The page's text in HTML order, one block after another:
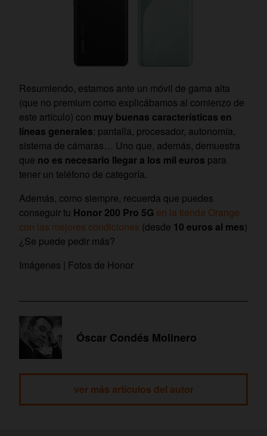
Resumiendo, estamos ante un móvil de gama alta
(que no premium como explicábamos al comienzo de
este artículo) con muy buenas características en
líneas generales: pantalla, procesador, autonomía,
sistema de cámaras… Uno que, además, demuestra
que no es necesario llegar a los mil euros para
tener un teléfono de categoría.
Además, como siempre, recuerda que puedes
conseguir tu Honor 200 Pro 5G en la tienda Orange
con las mejores condiciones (desde 10 euros al mes)
¿Se puede pedir más?
Imágenes | Fotos de Honor
Óscar Condés Molinero
ver más artículos del autor